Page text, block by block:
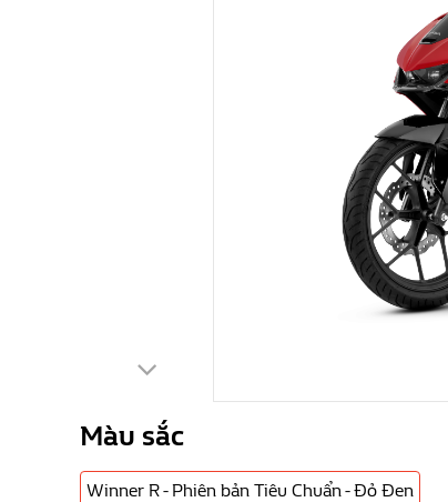
Màu sắc
Winner R - Phiên bản Tiêu Chuẩn - Đỏ Đen